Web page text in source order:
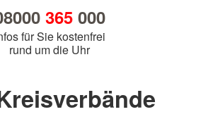
365000
für Sie kostenfrei
rund um die Uhr